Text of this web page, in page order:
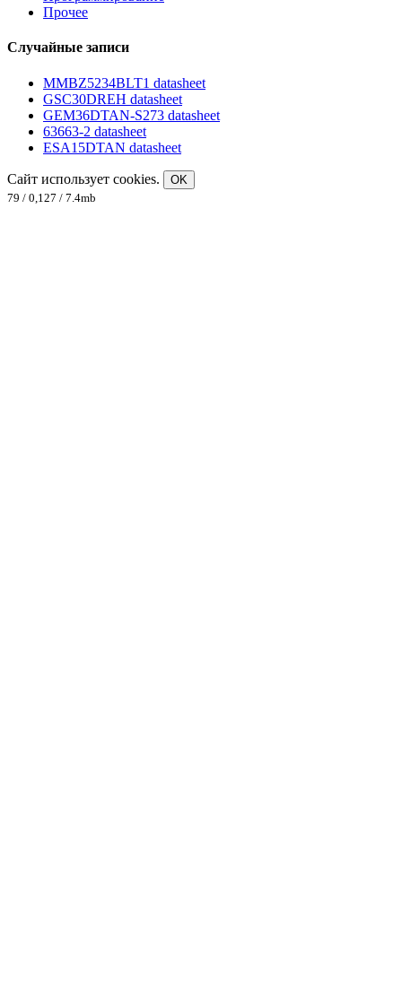
Прочее
Случайные записи
MMBZ5234BLT1 datasheet
GSC30DREH datasheet
GEM36DTAN-S273 datasheet
63663-2 datasheet
ESA15DTAN datasheet
Сайт использует cookies.
OK
79 / 0,127 / 7.4mb